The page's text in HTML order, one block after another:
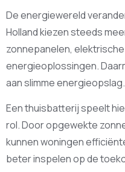
De energiewereld
Holland kiezen steeds
zonnepanelen, elektrische
energieoplossingen.
aan slimme energieopslag.
Een thuisbatterij speelt
rol. Door opgewekte
kunnen woningen
beter inspelen op de